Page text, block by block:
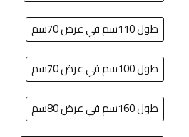
طول 110سم في عرض 70سم
طول 100سم في عرض 70سم
طول 160سم في عرض 80سم